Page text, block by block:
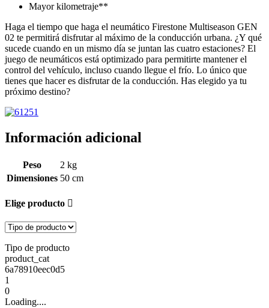
Mayor kilometraje**
Haga el tiempo que haga el neumático Firestone Multiseason GEN
02 te permitirá disfrutar al máximo de la conducción urbana. ¿Y qué
sucede cuando en un mismo día se juntan las cuatro estaciones? El
juego de neumáticos está optimizado para permitirte mantener el
control del vehículo, incluso cuando llegue el frío. Lo único que
tienes que hacer es disfrutar de la conducción. Has elegido ya tu
próximo destino?
Información adicional
Peso
2 kg
Dimensiones 50 cm
Elige producto
Tipo de producto
product_cat
6a78910eec0d5
1
0
Loading....